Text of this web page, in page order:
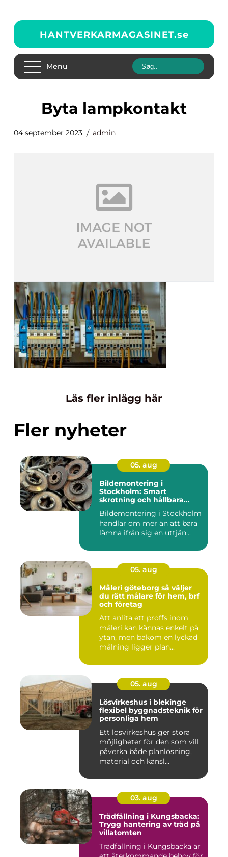
HANTVERKARMAGASINET.se
Menu
byta lampkontakt
04 september 2023 admin
Läs fler inlägg här
Fler nyheter
05. aug
Bildemontering i
Stockholm: Smart
skrotning och hållbara
Bildemontering i Stockholm
handlar om mer än att bara
lämna ifrån sig en uttjän...
05. aug
Måleri göteborg så väljer
du rätt målare för hem, brf
och företag
Att anlita ett proffs inom
måleri kan kännas enkelt på
ytan, men bakom en lyckad
målning ligger plan...
05. aug
Lösvirkeshus i blekinge
flexibel byggnadsteknik för
personliga hem
Ett lösvirkeshus ger stora
möjligheter för den som vill
påverka både planlösning,
material och känsl...
03. aug
Trädfällning i Kungsbacka:
Trygg hantering av träd på
villatomten
Trädfällning i Kungsbacka är